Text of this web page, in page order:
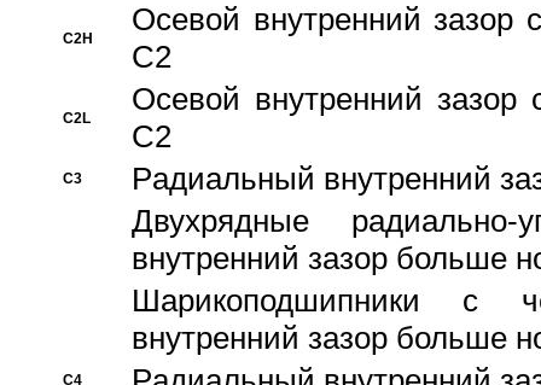
C2H
Осевой внутренний зазор
C2
C2L
Осевой внутренний зазор
C2
C3
Pадиальный внутренний
Двухрядные радиально-
внутренний зазор больше
Шарикоподшипники с
внутренний зазор больше
C4